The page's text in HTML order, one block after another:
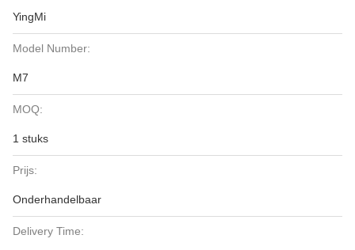
YingMi
Model Number:
M7
MOQ:
1 stuks
Prijs:
Onderhandelbaar
Delivery Time: